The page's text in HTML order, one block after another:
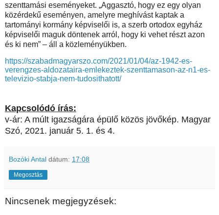
szenttamási eseményeket. „Aggasztó, hogy ez egy olyan
közérdekű eseményen, amelyre meghívást kaptak a
tartományi kormány képviselői is, a szerb ortodox egyház
képviselői maguk döntenek arról, hogy ki vehet részt azon
és ki nem” – áll a közleményükben.
https://szabadmagyarszo.com/2021/01/04/az-1942-es-
verengzes-aldozataira-emlekeztek-szenttamason-az-n1-es-
televizio-stabja-nem-tudosithatott/
Kapcsolódó írás:
v-ár: A múlt igazságára épülő közös jövőkép. Magyar
Szó, 2021. január 5. 1. és 4.
Bozóki Antal dátum: 17:08
Megosztás
Nincsenek megjegyzések: